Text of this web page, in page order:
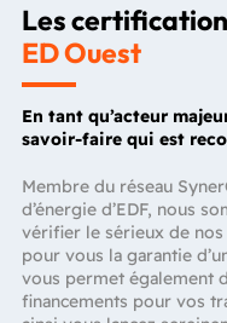
En tant qu’acteur
savoir-faire qui est
Membre du réseau
d’énergie d’EDF, nous
vérifier le sérieux de
pour vous la garantie
vous permet également
financements pour vos
Les
ED Ouest